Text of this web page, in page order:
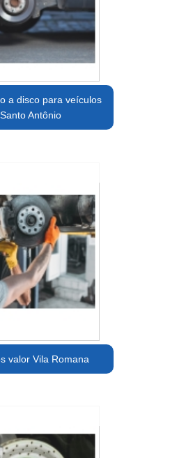
a disco para veículos
Antônio
valor Vila Romana